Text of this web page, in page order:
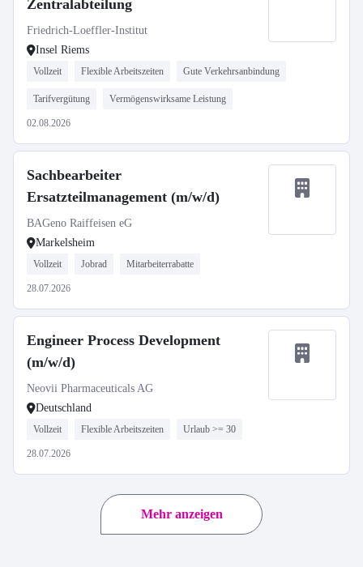
Zentralabteilung
Friedrich-Loeffler-Institut
Insel Riems
Vollzeit Flexible Arbeitszeiten Gute Verkehrsanbindung
Tarifvergütung Vermögenswirksame Leistung
02.08.2026
Sachbearbeiter
Ersatzteilmanagement (m/w/d)
BAGeno Raiffeisen eG
Markelsheim
Vollzeit Jobrad Mitarbeiterrabatte
28.07.2026
Engineer Process Development
(m/w/d)
Neovii Pharmaceuticals AG
Deutschland
Vollzeit Flexible Arbeitszeiten Urlaub >= 30
28.07.2026
Mehr anzeigen